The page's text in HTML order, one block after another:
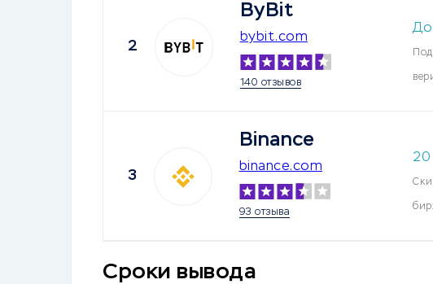
2
ByBit
bybit.com
140 отзывов
До
3
Binance
binance.com
93 отзыва
20
Сроки вывода